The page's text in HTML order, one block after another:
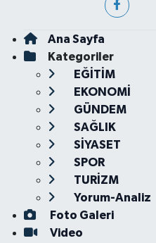
Ana Sayfa
Kategoriler
EĞİTİM
EKONOMİ
GÜNDEM
SAĞLIK
SİYASET
SPOR
TURİZM
Yorum-Analiz
Foto Galeri
Video